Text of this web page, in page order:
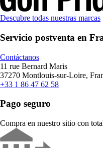
Descubre todas nuestras marcas
Servicio postventa en
Contáctanos
11 rue Bernard Maris
37270 Montlouis-sur-Loire,
+33 1 86 47 62 58
Pago seguro
Compra en nuestro sitio con